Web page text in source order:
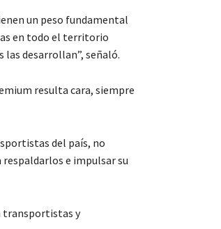
un peso fundamental
en todo el territorio
las desarrollan”, señaló.
resulta cara, siempre
del país, no
e impulsar su
transportistas y